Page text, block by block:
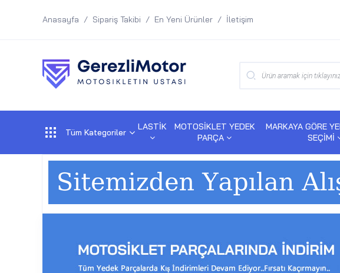
Anasayfa Sipariş Takibi En Yeni Ürünler İletişim
Tüm Kategoriler
LASTİK
MOTOSİKLET YEDEK
PARÇA
MARKAYA GÖRE
SEÇİMİ